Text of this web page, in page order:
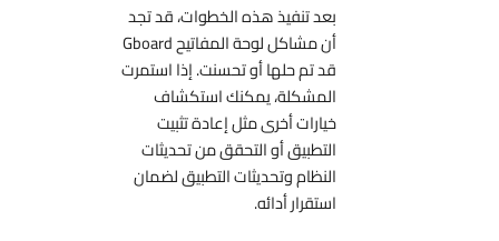
بعد تنفيذ هذه الخطوات، قد تجد
أن مشاكل لوحة المفاتيح Gboard
قد تم حلها أو تحسنت. إذا استمرت
المشكلة، يمكنك استكشاف
خيارات أخرى مثل إعادة تثبيت
التطبيق أو التحقق من تحديثات
النظام وتحديثات التطبيق لضمان
استقرار أدائه.